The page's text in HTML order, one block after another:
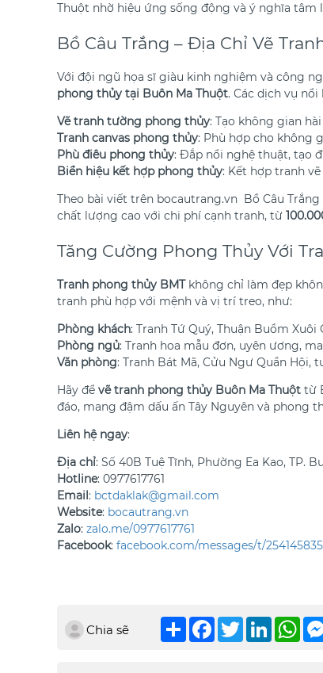
Thuột nhờ hiệu ứng sống động và ý nghĩa tâm
Bồ Câu Trắng – Địa Chỉ Vẽ
Với đội ngũ họa sĩ giàu kinh nghiệm và công
phong thủy tại Buôn Ma Thuột. Các dịch vụ
Vẽ tranh tường phong thủy: Tạo không gian
Tranh canvas phong thủy: Phù hợp cho không
Phù điêu phong thủy: Đắp nổi nghệ thuật, tạo
Biển hiệu kết hợp phong thủy: Kết hợp tranh
Theo bài viết trên bocautrang.vn Bồ Câu Trắng
chất lượng cao với chi phí cạnh tranh, từ
Tăng Cường Phong Thủy Với
Tranh phong thủy BMTkhông chỉ làm đẹp
tranh phù hợp với mệnh và vị trí treo, như:
Phòng khách: Tranh Tứ Quý, Thuận Buồm
Phòng ngủ: Tranh hoa mẫu đơn, uyên ương,
Văn phòng: Tranh Bát Mã, Cửu Ngư Quần
Hãy để vẽ tranh phong thủy Buôn Ma Thuột từ
đáo, mang đậm dấu ấn Tây Nguyên và phong
Liên hệ ngay:
Địa chỉ: Số 40B Tuệ Tĩnh, Phường Ea Kao, TP.
Hotline: 0977617761
Email: bctdaklak@gmail.com
Website: bocautrang.vn
Zalo: zalo.me/0977617761
Facebook: facebook.com/messages/t/
Chia sẽ
Chia
sẻ
Facebook
TwitterLinkedIn